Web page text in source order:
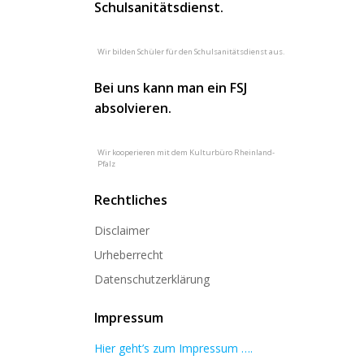
Schulsanitätsdienst.
Wir bilden Schüler für den Schulsanitätsdienst aus.
Bei uns kann man ein FSJ
absolvieren.
Wir kooperieren mit dem Kulturbüro Rheinland-
Pfalz
Rechtliches
Disclaimer
Urheberrecht
Datenschutzerklärung
Impressum
Hier geht’s zum Impressum ….